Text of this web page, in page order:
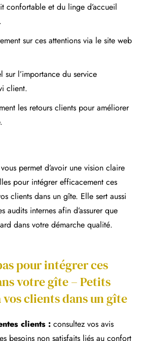
et du linge d’accueil
sur ces attentions via le site web
sur l’importance du service
client.
les retours clients pour améliorer
permet d’avoir une vision claire
pour intégrer efficacement ces
clients dans un gîte. Elle sert aussi
audits internes afin d’assurer que
dans votre démarche qualité.
pour intégrer ces
votre gîte – Petits
clients dans un gîte
clients : consultez vos avis
besoins non satisfaits liés au confort